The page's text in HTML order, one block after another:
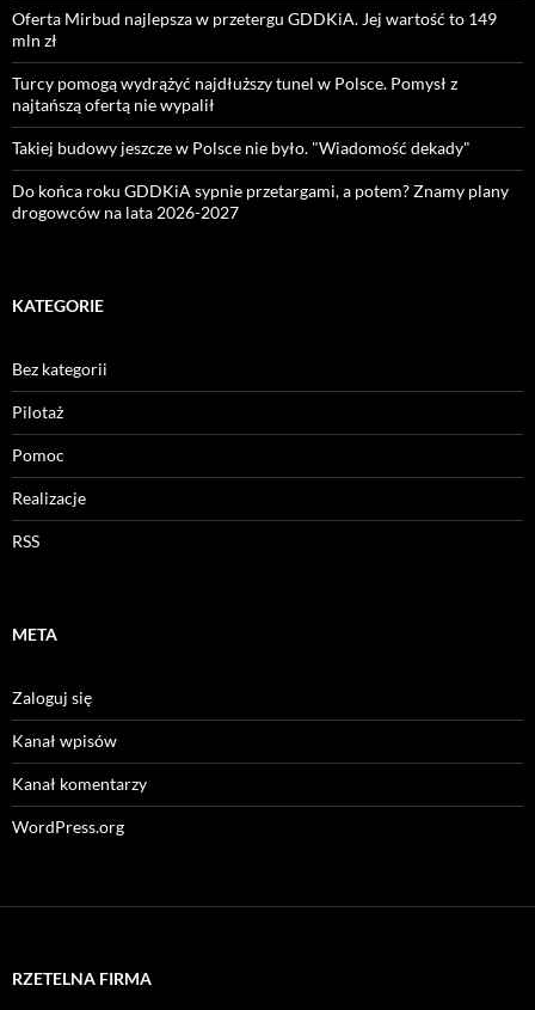
Oferta Mirbud najlepsza w przetergu GDDKiA. Jej wartość to 149
mln zł
Turcy pomogą wydrążyć najdłuższy tunel w Polsce. Pomysł z
najtańszą ofertą nie wypalił
Takiej budowy jeszcze w Polsce nie było. "Wiadomość dekady"
Do końca roku GDDKiA sypnie przetargami, a potem? Znamy plany
drogowców na lata 2026-2027
KATEGORIE
Bez kategorii
Pilotaż
Pomoc
Realizacje
RSS
META
Zaloguj się
Kanał wpisów
Kanał komentarzy
WordPress.org
RZETELNA FIRMA